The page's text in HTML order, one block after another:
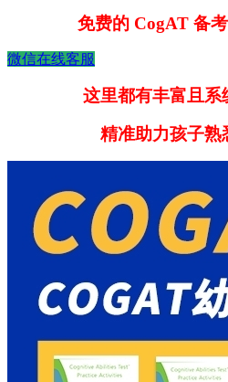
免费的 CogAT 备
微信在线客服
这里都有丰富且系
精准助力孩子熟